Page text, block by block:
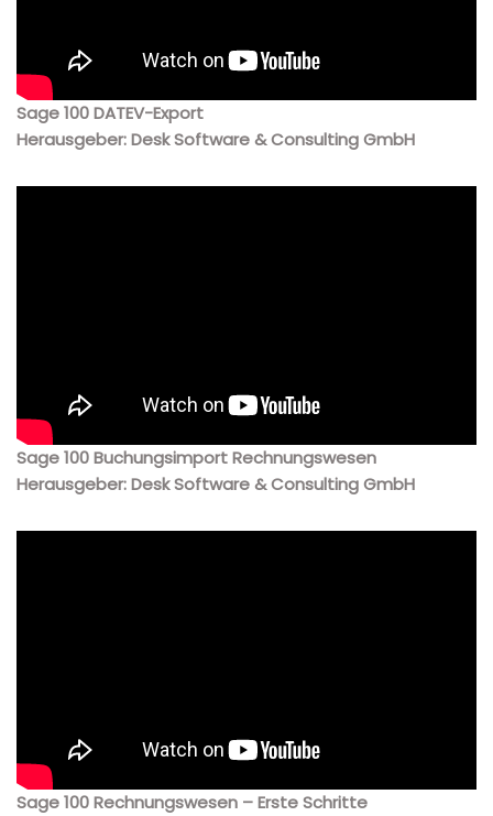
Sage 100 DATEV-Export
Herausgeber: Desk Software & Consulting GmbH
Sage 100 Buchungsimport Rechnungswesen
Herausgeber: Desk Software & Consulting GmbH
Sage 100 Rechnungswesen – Erste Schritte